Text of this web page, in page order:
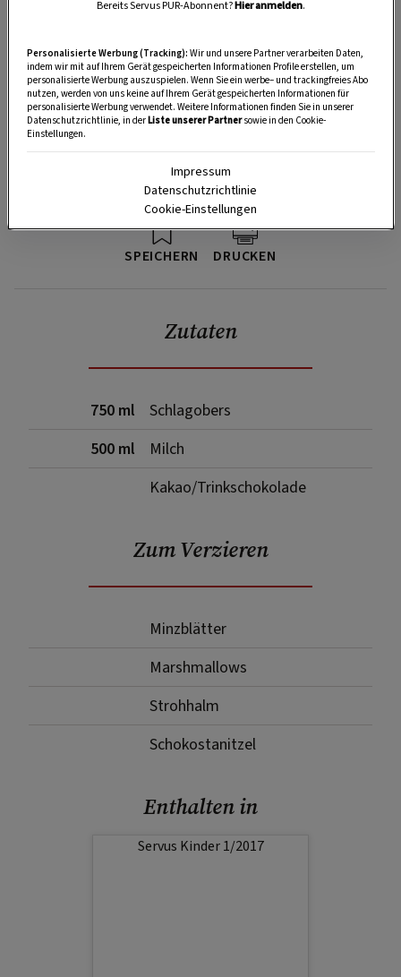
SPEICHERN DRUCKEN
Zutaten
750 ml
Schlagobers
500 ml
Milch
Kakao/Trinkschokolade
Zum Verzieren
Minzblätter
Marshmallows
Strohhalm
Schokostanitzel
Enthalten in
Servus Kinder 1/2017
Bereits Servus PUR-Abonnent?Hier anmelden.
Personalisierte Werbung (Tracking): Wir und unsere Partner verarbeiten Daten,
indem wir mit auf Ihrem Gerät gespeicherten Informationen Profile erstellen, um
personalisierte Werbung auszuspielen. Wenn Sie ein werbe– und trackingfreies Abo
nutzen, werden von uns keine auf Ihrem Gerät gespeicherten Informationen für
personalisierte Werbung verwendet. Weitere Informationen finden Sie in unserer
Datenschutzrichtlinie, in derListe unserer Partnersowie in den Cookie-
Einstellungen.
Impressum
Datenschutzrichtlinie
Cookie-Einstellungen